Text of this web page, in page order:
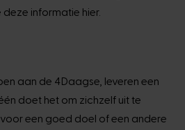
informatie hier.
aan de 4Daagse, leveren een
doet het om zichzelf uit te
een goed doel of een andere